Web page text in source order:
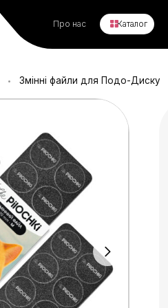
Про нас
Каталог
• Змінні файли для Подо-Диску